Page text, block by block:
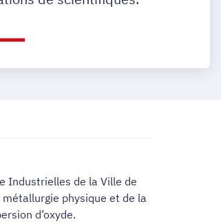
Industrielles de la Ville de
physique et de la
d’oxyde.